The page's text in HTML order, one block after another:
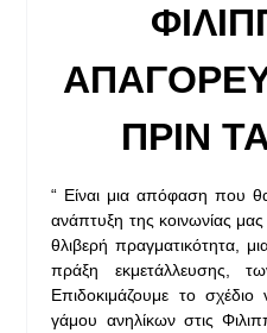
ΠΡΙΝ
“ Είναι μια απόφαση που
ανάπτυξη της κοινωνίας
θλιβερή πραγματικότητα,
πράξη εκμετάλλευσης,
Επιδοκιμάζουμε το
γάμου ανηλίκων στις